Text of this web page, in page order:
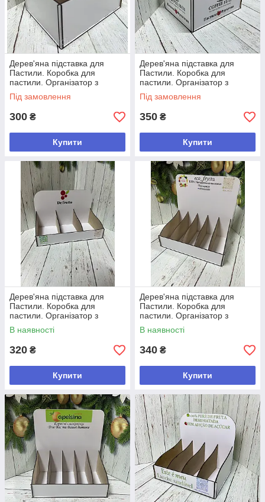
Дерев'яна підставка для
Пастили. Коробка для
пастили. Організатор з
логотипом. Стенд для
пастили
Під замовлення
300 ₴
Купити
Дерев'яна підставка для
Пастили. Коробка для
пастили. Організатор з
логотипом. Стенд для
пастили
Під замовлення
350 ₴
Купити
Дерев'яна підставка для
Пастили. Коробка для
пастили. Організатор з
логотипом. Стенд для
пастили
В наявності
320 ₴
Купити
Дерев'яна підставка для
Пастили. Коробка для
пастили. Організатор з
логотипом. Стенд для
пастили
В наявності
340 ₴
Купити